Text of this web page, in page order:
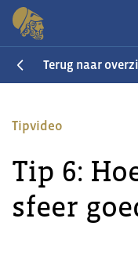
Terug naar
Tipvideo
Tip 6:
sfeer